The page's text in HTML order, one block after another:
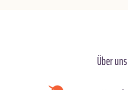
Über uns